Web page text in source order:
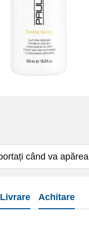
când va apărea
Livrare Achitare